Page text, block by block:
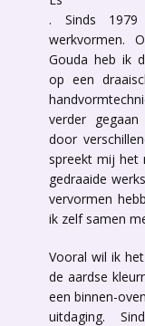
. Sinds
werkvormen.
Gouda heb ik
op een
verder
door
spreekt mij het
gedraaide
vervormen
ik zelf samen
Vooral wil ik
de aardse
een binnen-
uitdaging.